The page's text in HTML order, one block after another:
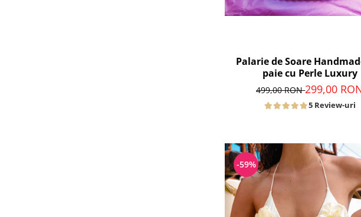
Palarie de Soare
paie cu Perle Luxury
499,00 RON299,00
5 Review-uri
-59%